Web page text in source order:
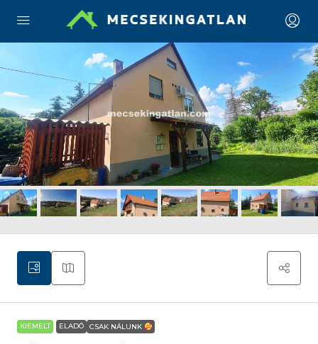
KIEMELT ELADÓ CSAK NÁLUNK